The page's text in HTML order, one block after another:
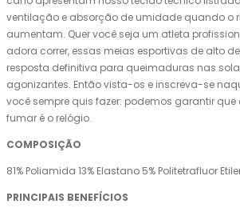
ventilação e absorção de umidade quando o
aumentam. Quer você seja um atleta
adora correr, essas meias esportivas de alto
resposta definitiva para queimaduras nas
agonizantes. Então vista-os e inscreva-se
você sempre quis fazer: podemos garantir
fumar é o relógio.
COMPOSIÇÃO
81% Poliamida 13% Elastano 5% Politetrafluor
PRINCIPAIS BENEFÍCIOS